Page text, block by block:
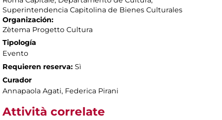
Superintendencia Capitolina de Bienes Culturales
Organización:
Zètema Progetto Cultura
Tipología
Evento
Requieren reserva: Sì
Curador
Annapaola Agati, Federica Pirani
Attività correlate